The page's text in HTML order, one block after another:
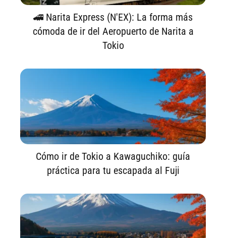
🚄 Narita Express (N'EX): La forma más
cómoda de ir del Aeropuerto de Narita a
Tokio
Cómo ir de Tokio a Kawaguchiko: guía
práctica para tu escapada al Fuji